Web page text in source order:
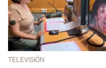
TELEVISIÓN